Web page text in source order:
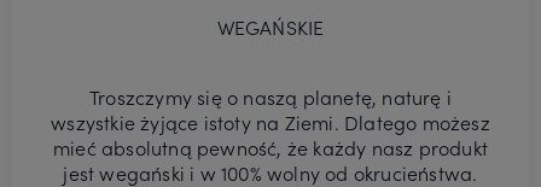
WEGAŃSKIE
Troszczymy się o naszą planetę, naturę i
wszystkie żyjące istoty na Ziemi. Dlatego możesz
mieć absolutną pewność, że każdy nasz produkt
jest wegański i w 100% wolny od okrucieństwa.